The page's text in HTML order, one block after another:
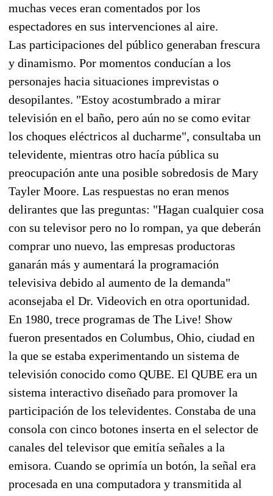
muchas veces eran comentados por los
espectadores en sus intervenciones al aire.
Las participaciones del público generaban frescura
y dinamismo. Por momentos conducían a los
personajes hacia situaciones imprevistas o
desopilantes. "Estoy acostumbrado a mirar
televisión en el baño, pero aún no se como evitar
los choques eléctricos al ducharme", consultaba un
televidente, mientras otro hacía pública su
preocupación ante una posible sobredosis de Mary
Tayler Moore. Las respuestas no eran menos
delirantes que las preguntas: "Hagan cualquier cosa
con su televisor pero no lo rompan, ya que deberán
comprar uno nuevo, las empresas productoras
ganarán más y aumentará la programación
televisiva debido al aumento de la demanda"
aconsejaba el Dr. Videovich en otra oportunidad.
En 1980, trece programas de The Live! Show
fueron presentados en Columbus, Ohio, ciudad en
la que se estaba experimentando un sistema de
televisión conocido como QUBE. El QUBE era un
sistema interactivo diseñado para promover la
participación de los televidentes. Constaba de una
consola con cinco botones inserta en el selector de
canales del televisor que emitía señales a la
emisora. Cuando se oprimía un botón, la señal era
procesada en una computadora y transmitida al